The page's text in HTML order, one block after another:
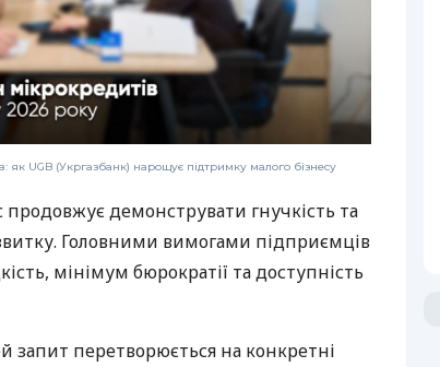
UGB (Укргазбанк) нарощує підтримку малого бізнесу
продовжує демонструвати гнучкість та
Головними вимогами підприємців
мінімум бюрократії та доступність
запит перетворюється на конкретні